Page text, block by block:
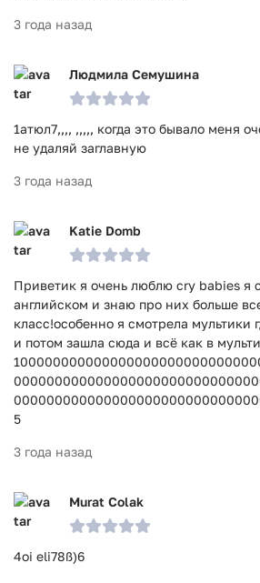
3 года назад
Людмила Семушина
1атюл7,,,, ,,,,, когда это бывало меня
не удаляй заглавную
3 года назад
Katie Domb
Приветик я очень люблю cry babies я
английском и знаю про них больше
класс!особенно я смотрела мультики
и потом зашла сюда и всё как в
5
3 года назад
Murat Colak
4oi eli78ß)6